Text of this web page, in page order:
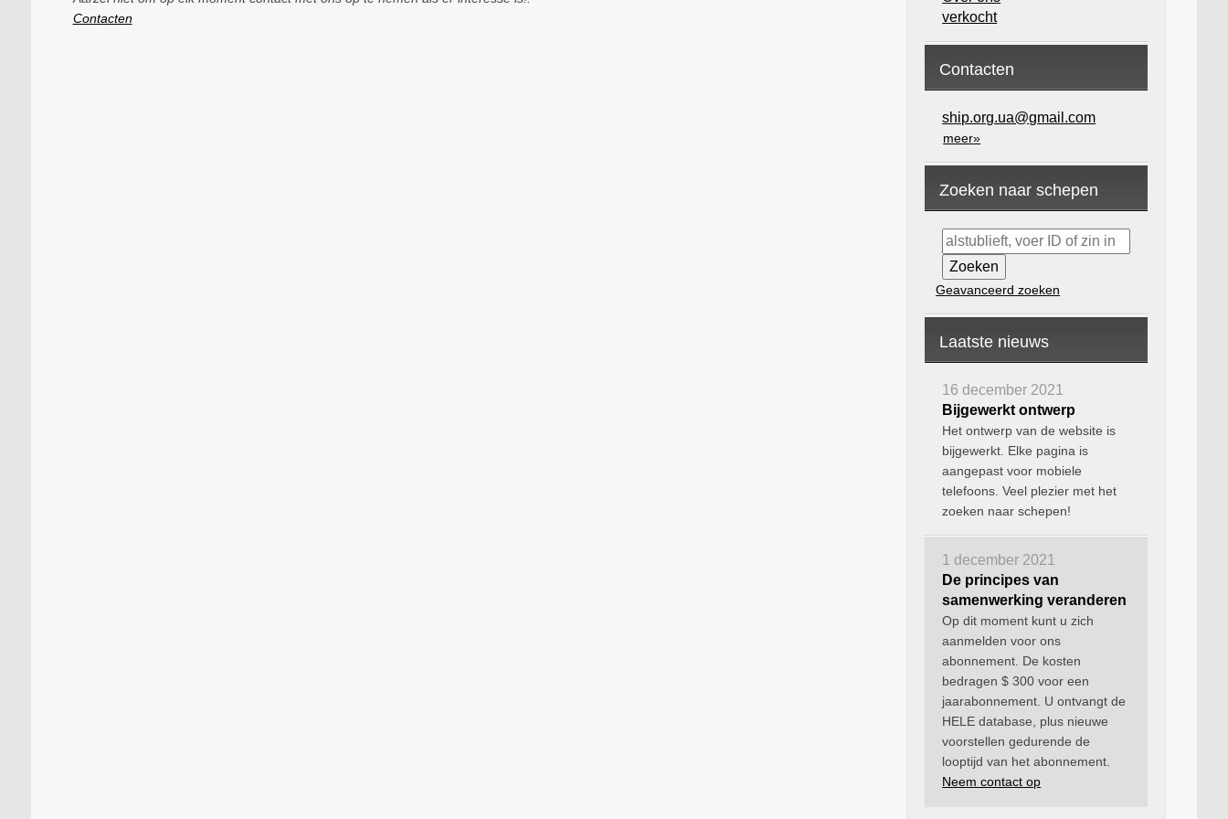
Contacten
verkocht
Contacten
ship.org.ua@gmail.com
meer»
Zoeken naar schepen
Geavanceerd zoeken
Laatste nieuws
16 december 2021
Bijgewerkt ontwerp
Het ontwerp van de website is
bijgewerkt. Elke pagina is
aangepast voor mobiele
telefoons. Veel plezier met het
zoeken naar schepen!
1 december 2021
De principes van
samenwerking veranderen
Op dit moment kunt u zich
aanmelden voor ons
abonnement. De kosten
bedragen $ 300 voor een
jaarabonnement. U ontvangt de
HELE database, plus nieuwe
voorstellen gedurende de
looptijd van het abonnement.
Neem contact op